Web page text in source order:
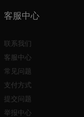
客服中心
联系我们
客服中心
常见问题
支付方式
提交问题
举报中心